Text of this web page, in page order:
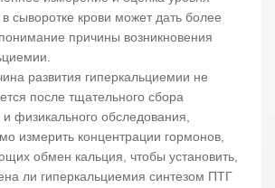
сыворотке крови может дать более
причины возникновения
развития гиперкальциемии не
после тщательного сбора
физикального обследования,
измерить концентрации гормонов,
обмен кальция, чтобы установить,
ли гиперкальциемия синтезом ПТГ